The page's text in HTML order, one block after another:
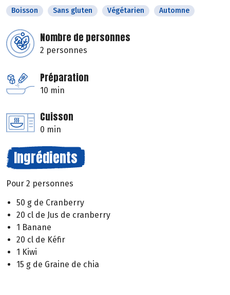
Boisson Sans gluten Végétarien Automne
Nombre de personnes
2 personnes
Préparation
10 min
Cuisson
0 min
Ingrédients
Pour 2 personnes
50 g de Cranberry
20 cl de Jus de cranberry
1 Banane
20 cl de Kéfir
1 Kiwi
15 g de Graine de chia